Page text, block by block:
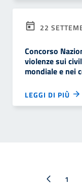
22
Concorso
violenze sui
mondiale e nei
LEGGI DI PIÙ
Pagina precedente
1